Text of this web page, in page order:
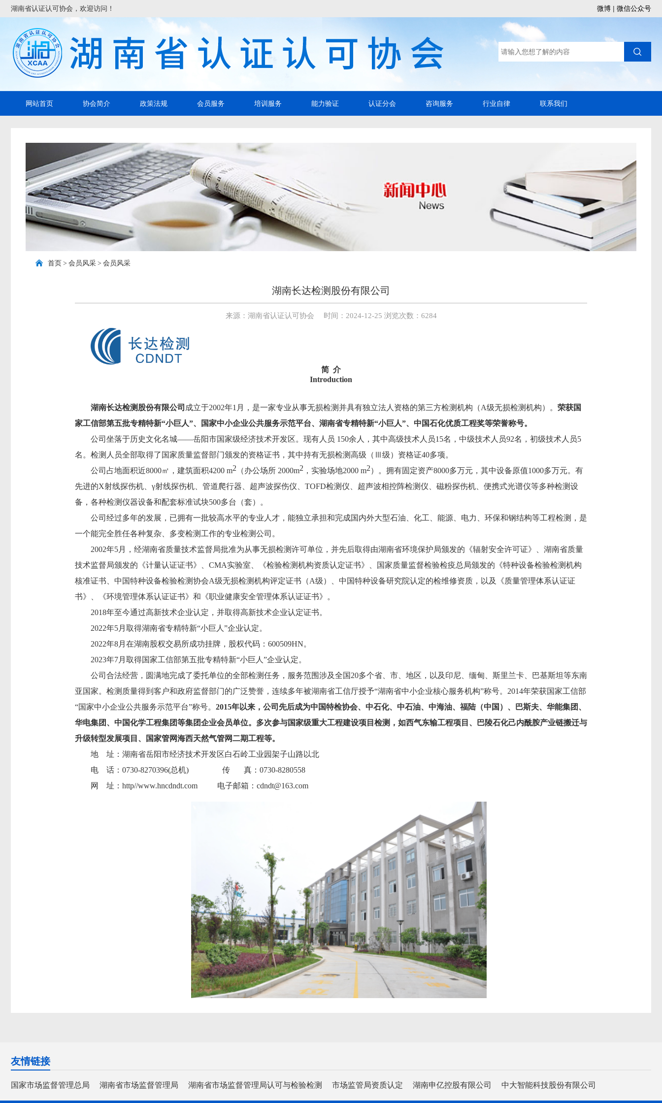
湖南省认证认可协会，欢迎访问！ 微博 | 微信公众号
网站首页 协会简介 政策法规 会员服务 培训服务 能力验证 认证分会 咨询服务 行业自律 联系我们
首页 > 会员风采 > 会员风采
湖南长达检测股份有限公司
来源：湖南省认证认可协会 时间：2024-12-25 浏览次数：6284
简 介
Introduction
湖南长达检测股份有限公司 成立于2002年1月，是一家专业从事无损检测并具有独立法人资格的第三方检测机构（A级无损检测机构）。荣获国
家工信部第五批专精特新“小巨人”、国家中小企业公共服务示范平台、湖南省专精特新“小巨人”、中国石化优质工程奖等荣誉称号。
公司坐落于历史文化名城——岳阳市国家级经济技术开发区。现有人员 150余人，其中高级技术人员15名，中级技术人员92名，初级技术人员5
名。检测人员全部取得了国家质量监督部门颁发的资格证书，其中持有无损检测高级（Ⅲ级）资格证40多项。
公司占地面积近8000㎡，建筑面积4200 m2 （办公场所 2000m2 ，实验场地2000 m2）。拥有固定资产8000多万元，其中设备原值1000多万元。有
先进的X射线探伤机、 γ射线探伤机、管道爬行器、超声波探伤仪、TOFD检测仪、超声波相控阵检测仪、磁粉探伤机、便携式光谱仪等多种检测设
备，各种检测仪器设备和配套标准试块500多台（套）。
公司经过多年的发展，已拥有一批较高水平的专业人才，能独立承担和完成国内外大型石油、化工、能源、电力、环保和钢结构等工程检测，是
一个能完全胜任各种复杂、多变检测工作的专业检测公司。
2002年5月，经湖南省质量技术监督局批准为从事无损检测许可单位，并先后取得由湖南省环境保护局颁发的《辐射安全许可证》、 湖南省质量
技术监督局颁发的《计量认证证书》、 CMA实验室、《检验检测机构资质认定证书》
国家质量监督检验检疫总局颁发的《特种设备检验检测机构
核准证书、中国特种设备检验检测协会A级无损检测机构评定证书 （A级）、中国特种设备研究院认定的检维修资质，以及《质量管理体系认证证
书》、《环境管理体系认证证书》和《职业健康安全管理体系认证证书》。
2018年至今通过高新技术企业认定，并取得高新技术企业认定证书。
2022年5月取得湖南省专精特新“小巨人”企业认定。
2022年8月在湖南股权交易所成功挂牌，股权代码：600509HN。
2023年7月取得国家工信部第五批专精特新“小巨人”企业认定。
公司合法经营，圆满地完成了委托单位的全部检测任务，服务范围涉及全国20多个省、市、地区，以及印尼、缅甸、斯里兰卡、巴基斯坦等东南
亚国家。检测质量得到客户和政府监督部门的广泛赞誉，连续多年被湖南省工信厅授予“湖南省中小企业核心服务机构”称号。2014年荣获国家工信部
“国家中小企业公共服务示范平台”称号。 2015年以来，公司先后成为中国特检协会、中石化、中石油、中海油、 福陆（中国）、巴斯夫、 华能集团、
华电集团、中国化学工程集团等集团企业会员单位。 多次参与国家级重大工程建设项目检测，如西气东输工程项目、巴陵石化己内酰胺产业链搬迁与
升级转型发展项目、国家管网海西天然气管网二期工程等。
地
址：湖南省岳阳市经济技术开发区白石岭工业园架子山路以北
电
话： 0730-8270396(总机) 传 真：0730-8280558
网
址： http//www.hncdndt.com 电子邮箱 ： cdndt@163.com
友情链接
国家市场监督管理总局 湖南省市场监督管理局 湖南省市场监督管理局认可与检验检测 市场监管局资质认定 湖南申亿控股有限公司 中大智能科技股份有限公司